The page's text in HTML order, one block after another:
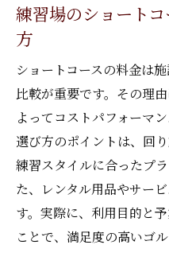
練習場のショート
方
ショートコースの料金は
比較が重要です。その理
よってコストパフォーマ
選び方のポイントは、回
練習スタイルに合ったプ
た、レンタル用品やサー
す。実際に、利用目的と
ことで、満足度の高いゴ